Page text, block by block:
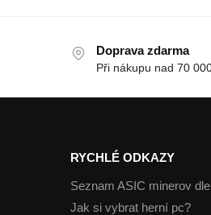
Doprava zdarma
Při nákupu nad 70
RYCHLÉ ODKAZY
Seznam ASIC minerov
Jak si vybrat herní pc?